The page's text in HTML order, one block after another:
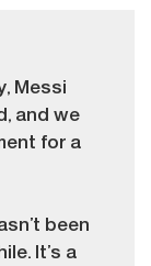
Messi
and we
for a
been
It’s a